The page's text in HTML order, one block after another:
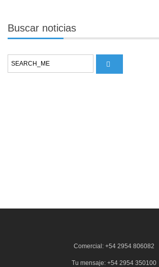
Buscar noticias
Comercial: +54 2954 806082
Tu mensaje: +54 2954 350100